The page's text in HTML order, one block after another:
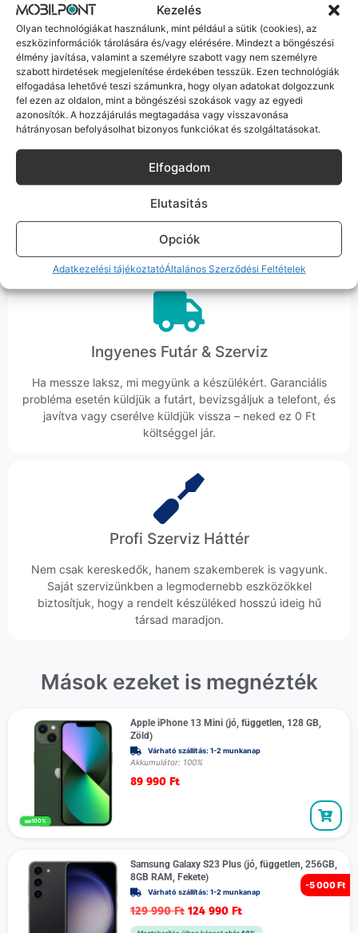
Kezelés
Olyan technológiákat használunk, mint például a sütik (cookies), az
eszközinformációk tárolására és/vagy elérésére. Mindezt a böngészési
élmény javítása, valamint a személyre szabott vagy nem személyre
szabott hirdetések megjelenítése érdekében tesszük. Ezen technológiák
elfogadása lehetővé teszi számunkra, hogy olyan adatokat dolgozzunk
fel ezen az oldalon, mint a böngészési szokások vagy az egyedi
azonosítók. A hozzájárulás megtagadása vagy visszavonása
hátrányosan befolyásolhat bizonyos funkciókat és szolgáltatásokat.
Elfogadom
Elutasitás
Opciók
Adatkezelési tájékoztatóÁltalános Szerződési Feltételek
Sok éve a szegedi piac meghatározó szereplői vagyunk.
Nem egy arctalan webshop vagyunk: ha kérdésed van, élő
ember veszi fel a telefont, és személyesen is megtalálsz
minket Szegeden.
Korrekt Ügyintézés
Hibázni emberi dolog, de a felelősségvállalás nálunk alap.
Ha ritkán előfordul egy hiba, nem kifogásokat keresünk,
veszik az ügyedet.
Ingyenes Futár & Szerviz
Ha messze laksz, mi megyünk a készülékért. Garanciális
probléma esetén küldjük a futárt, bevizsgáljuk a telefont, és
javítva vagy cserélve küldjük vissza – neked ez 0 Ft
költséggel jár.
Profi Szerviz Háttér
Nem csak kereskedők, hanem szakemberek is vagyunk.
Saját szervizünkben a legmodernebb eszközökkel
biztosítjuk, hogy a rendelt készüléked hosszú ideig hű
társad maradjon.
Mások ezeket is megnézték
100%
Apple iPhone 13 Mini (jó, független, 128 GB,
Zöld)
Várható szállítás: 1-2 munkanap
Akkumulátor: 100%
89 990 Ft
-5 000 Ft
Samsung Galaxy S23 Plus (jó, független, 256GB,
8GB RAM, Fekete)
Várható szállítás: 1-2 munkanap
129 990Ft 124 990 Ft